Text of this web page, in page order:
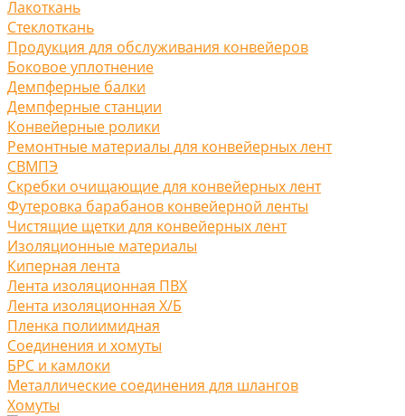
Лакоткань
Стеклоткань
Продукция для обслуживания конвейеров
Боковое уплотнение
Демпферные балки
Демпферные станции
Конвейерные ролики
Ремонтные материалы для конвейерных лент
СВМПЭ
Скребки очищающие для конвейерных лент
Футеровка барабанов конвейерной ленты
Чистящие щетки для конвейерных лент
Изоляционные материалы
Киперная лента
Лента изоляционная ПВХ
Лента изоляционная Х/Б
Пленка полиимидная
Соединения и хомуты
БРС и камлоки
Металлические соединения для шлангов
Хомуты